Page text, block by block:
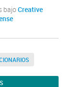
bajo Creative